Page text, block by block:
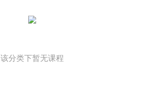
该分类下暂无课程